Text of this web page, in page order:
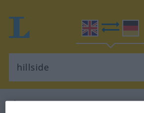
Englisch-Deutsch Wörterbuch